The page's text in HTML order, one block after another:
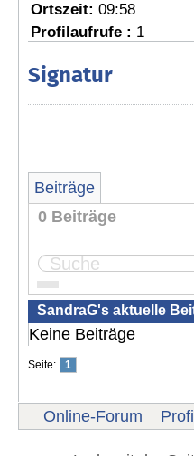
Ortszeit: 09:58
Profilaufrufe : 1
Signatur
Beiträge
0 Beiträge
SandraG's aktuelle
Keine Beiträge
Seite: 1
Online-Forum